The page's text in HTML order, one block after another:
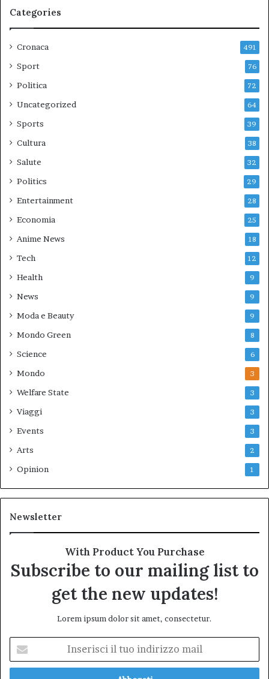
Categories
Cronaca 491
Sport 76
Politica 72
Uncategorized 64
Sports 39
Cultura 38
Salute 32
Politics 29
Entertainment 28
Economia 25
Anime News 18
Tech 12
Health 9
News 9
Moda e Beauty 9
Mondo Green 8
Science 6
Mondo 3
Welfare State 3
Viaggi 3
Events 3
Arts 2
Opinion 1
Newsletter
With Product You Purchase
Subscribe to our mailing list to
get the new updates!
Lorem ipsum dolor sit amet, consectetur.
tuo